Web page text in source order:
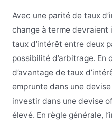
Avec une parité de taux
change à terme
taux d’intérêt entre deux
possibilité d’arbitrage. En
d’avantage de taux
emprunte dans une
investir dans une devise
élevé. En règle générale,